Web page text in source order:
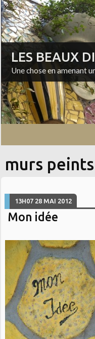
LES BEAUX
Une chose en amenant
murs peints
13H07 28 MAI 2012
Mon idée